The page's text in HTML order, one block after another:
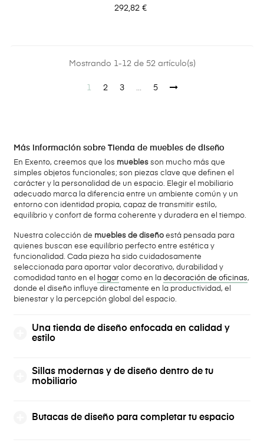
Precio
292,82 €
Mostrando 1-12 de 52 artículo(s)
1 2 3 … 5
Más información sobre Tienda de muebles de diseño
En Exento, creemos que los muebles son mucho más que
simples objetos funcionales; son piezas clave que definen el
carácter y la personalidad de un espacio. Elegir el mobiliario
adecuado marca la diferencia entre un ambiente común y un
entorno con identidad propia, capaz de transmitir estilo,
equilibrio y confort de forma coherente y duradera en el tiempo.
Nuestra colección de muebles de diseño está pensada para
quienes buscan ese equilibrio perfecto entre estética y
funcionalidad. Cada pieza ha sido cuidadosamente
seleccionada para aportar valor decorativo, durabilidad y
comodidad tanto en el
hogar como en la decoración de oficinas,
donde el diseño influye directamente en la productividad, el
bienestar y la percepción global del espacio.
Una tienda de diseño enfocada en calidad y
estilo
Sillas modernas y de diseño dentro de tu
mobiliario
Butacas de diseño para completar tu espacio